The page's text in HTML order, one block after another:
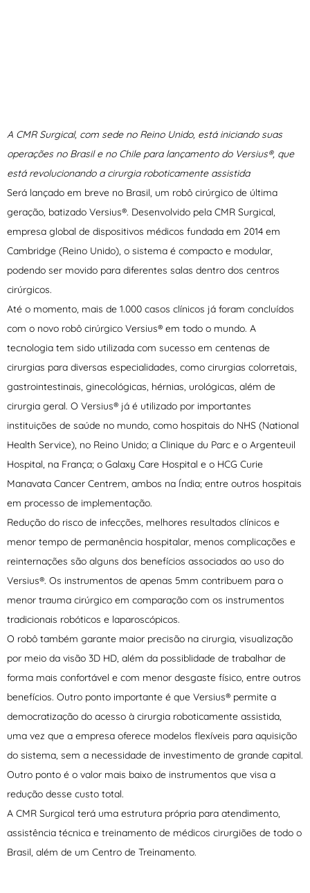
A CMR Surgical, com sede no Reino Unido, está iniciando suas
operações no Brasil e no Chile para lançamento do Versius®, que
está revolucionando a cirurgia roboticamente assistida
Será lançado em breve no Brasil, um robô cirúrgico de última
geração, batizado Versius®. Desenvolvido pela CMR Surgical,
empresa global de dispositivos médicos fundada em 2014 em
Cambridge (Reino Unido), o sistema é compacto e modular,
podendo ser movido para diferentes salas dentro dos centros
cirúrgicos.
Até o momento, mais de 1.000 casos clínicos já foram concluídos
com o novo robô cirúrgico Versius® em todo o mundo. A
tecnologia tem sido utilizada com sucesso em centenas de
cirurgias para diversas especialidades, como cirurgias colorretais,
gastrointestinais, ginecológicas, hérnias, urológicas, além de
cirurgia geral. O Versius® já é utilizado por importantes
instituições de saúde no mundo, como hospitais do NHS (National
Health Service), no Reino Unido; a Clinique du Parc e o Argenteuil
Hospital, na França; o Galaxy Care Hospital e o HCG Curie
Manavata Cancer Centrem, ambos na Índia; entre outros hospitais
em processo de implementação.
Redução do risco de infecções, melhores resultados clínicos e
menor tempo de permanência hospitalar, menos complicações e
reinternações são alguns dos benefícios associados ao uso do
Versius®. Os instrumentos de apenas 5mm contribuem para o
menor trauma cirúrgico em comparação com os instrumentos
tradicionais robóticos e laparoscópicos.
O robô também garante maior precisão na cirurgia, visualização
por meio da visão 3D HD, além da possiblidade de trabalhar de
forma mais confortável e com menor desgaste físico, entre outros
benefícios. Outro ponto importante é que Versius® permite a
democratização do acesso à cirurgia roboticamente assistida,
uma vez que a empresa oferece modelos flexíveis para aquisição
do sistema, sem a necessidade de investimento de grande capital.
Outro ponto é o valor mais baixo de instrumentos que visa a
redução desse custo total.
A CMR Surgical terá uma estrutura própria para atendimento,
assistência técnica e treinamento de médicos cirurgiões de todo o
Brasil, além de um Centro de Treinamento.